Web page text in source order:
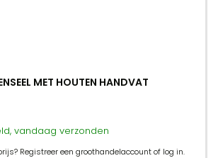
MET HOUTEN HANDVAT
vandaag verzonden
Registreer een groothandelaccount of log in.